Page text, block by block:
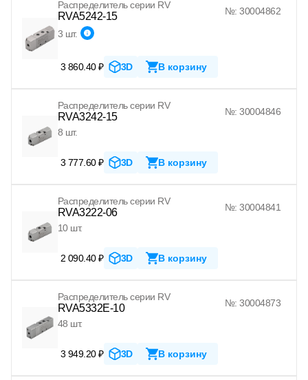
Распределитель серии RV
RVA5242-15 №: 30004862
3 шт.
3 860.40 ₽ 3D В корзину
Распределитель серии RV
RVA3242-15
№: 30004846
8 шт.
3 777.60 ₽ 3D В корзину
Распределитель серии RV
RVA3222-06
№: 30004841
10 шт.
2 090.40 ₽ 3D В корзину
Распределитель серии RV
RVA5332E-10
№: 30004873
48 шт.
3 949.20 ₽ 3D В корзину